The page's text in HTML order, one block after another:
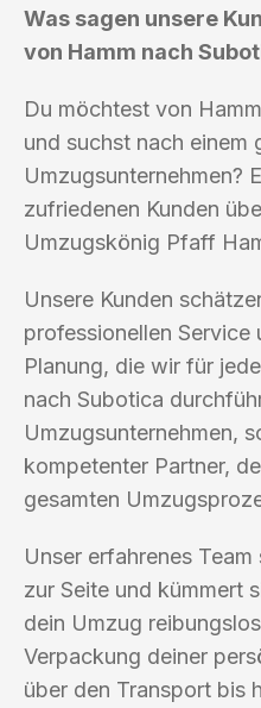
Was sagen unsere
von Hamm nach
Du möchtest von
und suchst nach einem
Umzugsunternehmen?
zufriedenen Kunden
Umzugskönig Pfaff
Unsere Kunden
professionellen
Planung, die wir für
nach Subotica
Umzugsunternehmen,
kompetenter Partner,
gesamten
Unser erfahrenes
zur Seite und kümmert
dein Umzug
Verpackung deiner
über den Transport bis